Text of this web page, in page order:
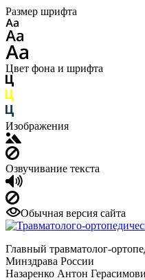
Размер шрифта
Цвет фона и шрифта
Изображения
Озвучивание текста
Обычная версия сайта
Главный травматолог-
Минздрава России
Назаренко Антон